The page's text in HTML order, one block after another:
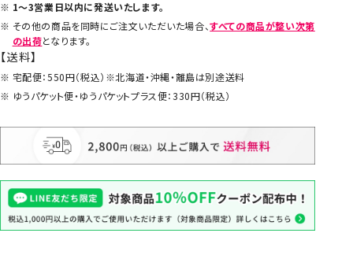
1～3営業日以内に発送いたします。
その他の商品を同時にご注文いただいた場合、すべての商品が整い次第
の出荷となります。
【送料】
宅配便：550円（税込）※北海道・沖縄・離島は別途送料
ゆうパケット便・ゆうパケットプラス便：330円（税込）